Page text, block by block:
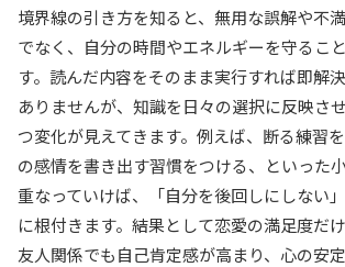
境界線の引き方を知ると、無用な誤解や不
でなく、自分の時間やエネルギーを守るこ
す。読んだ内容をそのまま実行すれば即解
ありませんが、知識を日々の選択に反映さ
つ変化が見えてきます。例えば、断る練習
の感情を書き出す習慣をつける、といった
重なっていけば、「自分を後回しにしない
に根付きます。結果として恋愛の満足度だ
友人関係でも自己肯定感が高まり、心の安